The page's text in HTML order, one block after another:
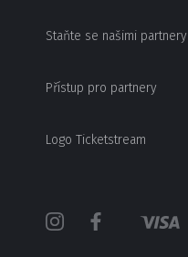
Staňte se našimi partnery
Přístup pro partnery
Logo Ticketstream